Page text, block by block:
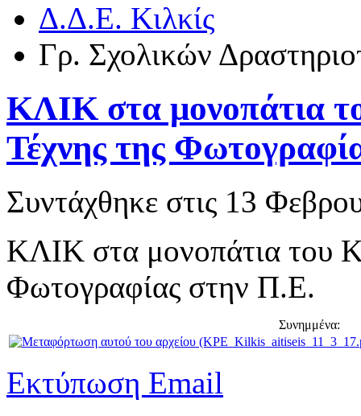
Δ.Δ.Ε. Κιλκίς
Γρ. Σχολικών
ΚΛΙΚ στα μονοπάτια
Τέχνης της
Συντάχθηκε στις 13
ΚΛΙΚ στα μονοπάτια του
Φωτογραφίας στην Π.Ε.
Συνημμένα:
Εκτύπωση Email